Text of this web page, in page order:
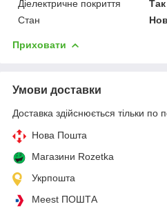
Діелектричне покриття
Так
Стан
Приховати
Умови доставки
Доставка здійснюється тільки по
Нова Пошта
Магазини Rozetka
Укрпошта
Meest ПОШТА